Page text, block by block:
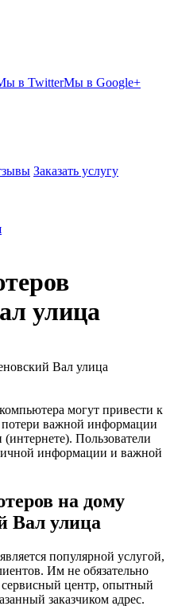
в TwitterМы в Google+
Заказать услугу
улица
могут привести к
потери важной информации
Пользователи
информации и важной
на дому
Вал улица
популярной услугой,
Им не обязательно
сервисный центр, опытный
заказчиком адрес.